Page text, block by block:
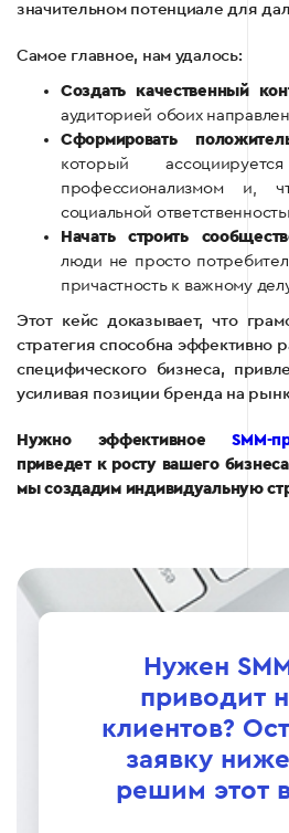
значительном потенциале для
Самое главное, нам удалось:
Создать качественный
аудиторией обоих
Сформировать
который
профессионализмом и,
социальной
Начать строить
люди не просто
причастность к важному
Этот кейс доказывает, что
стратегия способна эффективно
специфического бизнеса,
усиливая позиции бренда на
Нужно эффективноеSMM-
приведет к росту вашего
мы создадим индивидуальную
Нужен
приводит
клиентов?
заявку
решим этот